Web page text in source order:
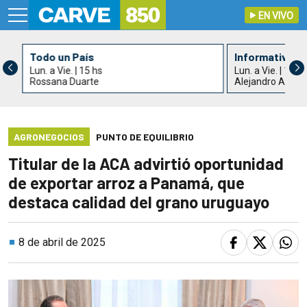
EN VIVO
Todo un País
Lun. a Vie. | 15 hs
Rossana Duarte
Informativo
Lun. a Vie. | 17 hs
Alejandro Acle
AGRONEGOCIOS PUNTO DE EQUILIBRIO
Titular de la ACA advirtió oportunidad
de exportar arroz a Panamá, que
destaca calidad del grano uruguayo
8 de abril de 2025